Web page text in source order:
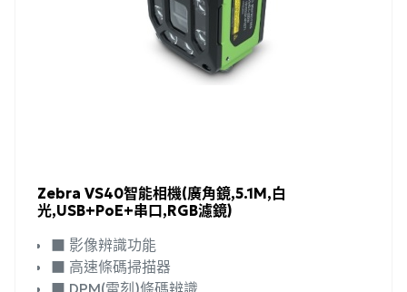
Zebra VS40智能相機(廣角鏡,5.1M,白
光,USB+PoE+串口,RGB濾鏡)
■ 影像辨識功能
■ 高速條碼掃描器
■ DPM(雷刻)條碼辨識